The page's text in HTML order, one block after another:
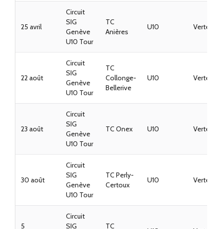
25 avril
Circuit
SIG
Genève
U10 Tour
TC
Anières
U10 Vertes
22 août
Circuit
SIG
Genève
U10 Tour
TC
Collonge-
Bellerive
U10 Vertes
23 août
Circuit
SIG
Genève
U10 Tour
TC Onex U10 Vertes
30 août
Circuit
SIG
Genève
U10 Tour
TC Perly-
Certoux
U10 Vertes
5
Circuit
SIG
TC